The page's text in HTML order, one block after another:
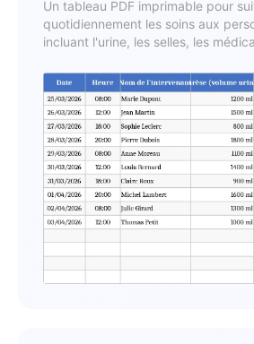
Un tableau PDF imprimable pour
quotidiennement les soins aux
incluant l'urine, les selles, les
l'intervenant.